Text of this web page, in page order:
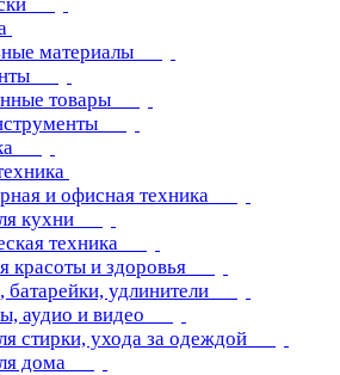
материалы
товары
и офисная техника
кухни
техника
красоты и здоровья
удлинители
аудио и видео
стирки, ухода за одеждой
дома